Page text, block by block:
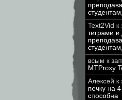
Text2Vid к
тиграми и
всым к
MTProxy
Алексей к
печку на
способна